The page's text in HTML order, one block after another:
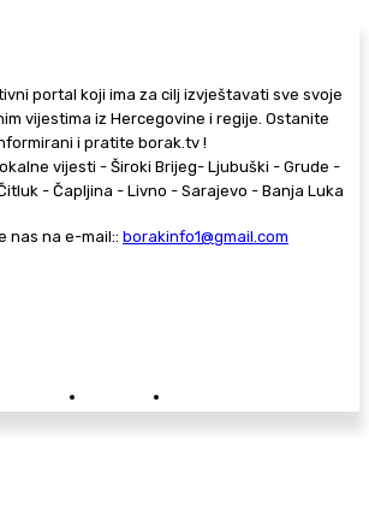
portal koji ima za cilj izvještavati sve svoje
vijestima iz Hercegovine i regije. Ostanite
i pratite borak.tv !
vijesti - Široki Brijeg- Ljubuški - Grude -
- Čapljina - Livno - Sarajevo - Banja Luka
nas na e-mail:: borakinfo1@gmail.com